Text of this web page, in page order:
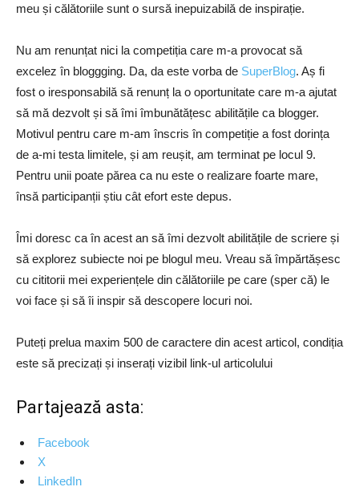
meu și călătoriile sunt o sursă inepuizabilă de inspirație.
Nu am renunțat nici la competiția care m-a provocat să
excelez în bloggging. Da, da este vorba de SuperBlog. Aș fi
fost o iresponsabilă să renunț la o oportunitate care m-a ajutat
să mă dezvolt și să îmi îmbunătățesc abilitățile ca blogger.
Motivul pentru care m-am înscris în competiție a fost dorința
de a-mi testa limitele, și am reușit, am terminat pe locul 9.
Pentru unii poate părea ca nu este o realizare foarte mare,
însă participanții știu cât efort este depus.
Îmi doresc ca în acest an să îmi dezvolt abilitățile de scriere și
să explorez subiecte noi pe blogul meu. Vreau să împărtășesc
cu cititorii mei experiențele din călătoriile pe care (sper că) le
voi face și să îi inspir să descopere locuri noi.
Puteți prelua maxim 500 de caractere din acest articol, condiția
este să precizați și inserați vizibil link-ul articolului
Partajează asta:
Facebook
X
LinkedIn